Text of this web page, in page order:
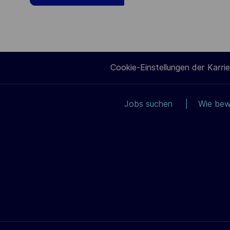
Cookie-Einstellungen der
Jobs suchen Wie